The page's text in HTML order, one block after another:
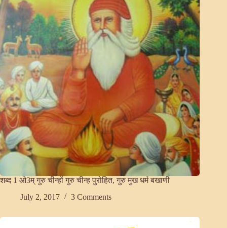
शब्द 1 ओ3म् गुरु चीन्हों गुरु चीन्ह पुरोहित, गुरु मुख धर्म बखाणी
July 2, 2017
3 Comments